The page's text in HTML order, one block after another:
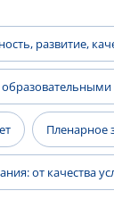
развитие,
Пленарное
от качества